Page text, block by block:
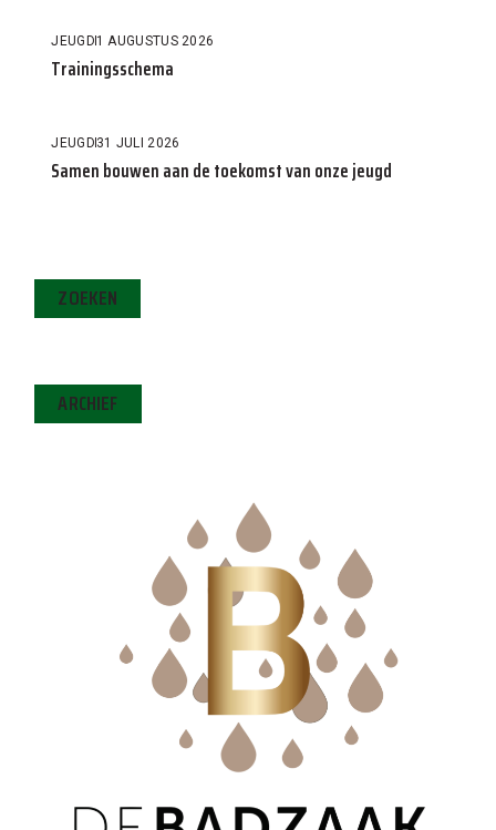
JEUGD1 AUGUSTUS 2026
Trainingsschema
JEUGD31 JULI 2026
Samen bouwen aan de toekomst van onze jeugd
ZOEKEN
ARCHIEF